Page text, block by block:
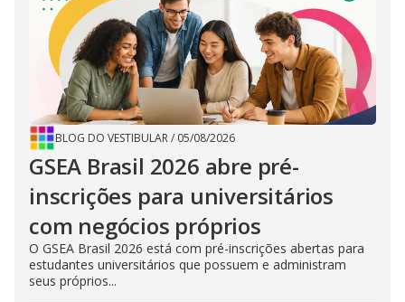
BLOG DO VESTIBULAR/ 05/08/2026
GSEA Brasil 2026 abre pré-
inscrições para universitários
com negócios próprios
O GSEA Brasil 2026 está com pré-inscrições abertas para
estudantes universitários que possuem e administram
seus próprios...